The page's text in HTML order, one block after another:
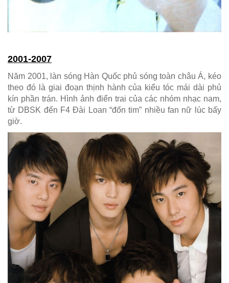
2001-2007
Năm 2001, làn sóng Hàn Quốc phủ sóng toàn châu Á, kéo
theo đó là giai đoạn thịnh hành của kiểu tóc mái dài phủ
kín phần trán. Hình ảnh điển trai của các nhóm nhạc nam,
từ DBSK đến F4 Đài Loan “đốn tim” nhiều fan nữ lúc bấy
giờ.